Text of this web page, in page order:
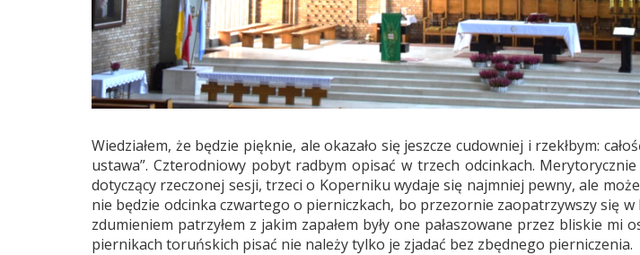
Wiedziałem, że będzie pięknie, ale okazało się jeszcze cudowniej i rzekłbym:
ustawa”. Czterodniowy pobyt radbym opisać w trzech odcinkach.
dotyczący rzeczonej sesji, trzeci o Koperniku wydaje się najmniej pewny, ale
nie będzie odcinka czwartego o pierniczkach, bo przezornie zaopatrzywszy się
zdumieniem patrzyłem z jakim zapałem były one pałaszowane przez bliskie mi
piernikach toruńskich pisać nie należy tylko je zjadać bez zbędnego pierniczenia.